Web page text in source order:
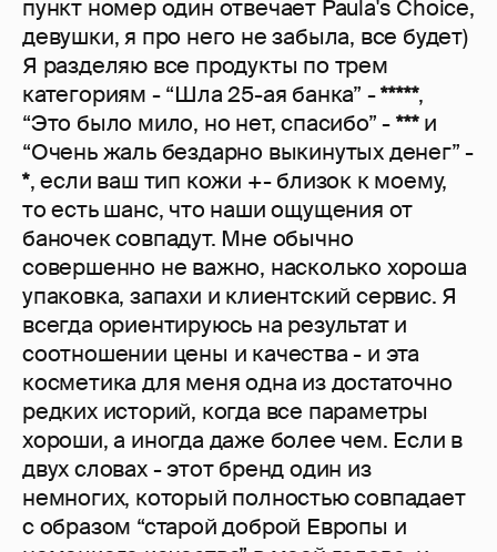
пункт номер один отвечает Paula's Choice,
девушки, я про него не забыла, все будет)
Я разделяю все продукты по трем
категориям - “Шла 25-ая банка” -*****,
“Это было мило, но нет, спасибо” -***и
“Очень жаль бездарно выкинутых денег” -
*, если ваш тип кожи +- близок к моему,
то есть шанс, что наши ощущения от
баночек совпадут. Мне обычно
совершенно не важно, насколько хороша
упаковка, запахи и клиентский сервис. Я
всегда ориентируюсь на результат и
соотношении цены и качества - и эта
косметика для меня одна из достаточно
редких историй, когда все параметры
хороши, а иногда даже более чем. Если в
двух словах - этот бренд один из
немногих, который полностью совпадает
с образом “старой доброй Европы и